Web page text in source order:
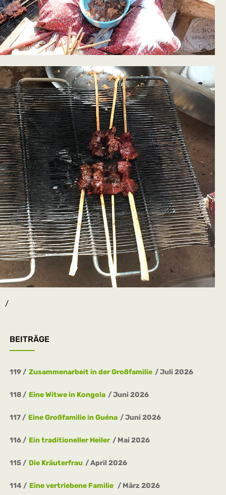
/
BEITRÄGE
119 Zusammenarbeit in der Großfamilie Juli 2026
118 Eine Witwe in Kongola Juni 2026
117 Eine Großfamilie in Guéna Juni 2026
116 Ein traditioneller Heiler Mai 2026
115 Die Kräuterfrau April 2026
114 Eine vertriebene Familie März 2026